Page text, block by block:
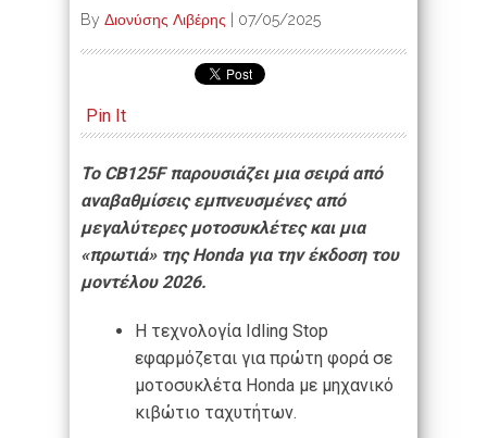
By Διονύσης Λιβέρης 07/05/2025
Pin It
Το CB125F παρουσιάζει μια σειρά από
αναβαθμίσεις εμπνευσμένες από
μεγαλύτερες μοτοσυκλέτες και μια
«πρωτιά» της Honda για την έκδοση του
μοντέλου 2026.
Η τεχνολογία Idling Stop
εφαρμόζεται για πρώτη φορά σε
μοτοσυκλέτα Honda με μηχανικό
κιβώτιο ταχυτήτων.